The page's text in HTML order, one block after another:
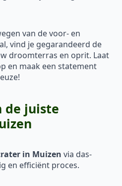
van de voor- en
vind je gegarandeerd de
droomterras en oprit. Laat
en maak een statement
de juiste
in Muizen via das-
en efficiënt proces.